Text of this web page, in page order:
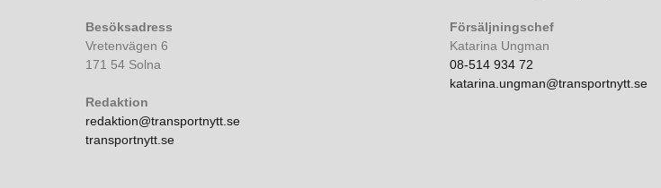
Besöksadress
Vretenvägen 6
171 54 Solna
Redaktion
redaktion@transportnytt.se
transportnytt.se
Försäljningschef
Katarina Ungman
08-514 934 72
katarina.ungman@transportnytt.se